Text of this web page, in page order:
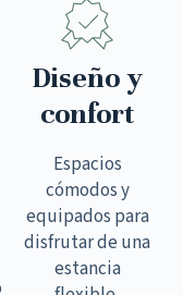
Diseño y
confort
Espacios
cómodos y
equipados para
disfrutar de una
estancia